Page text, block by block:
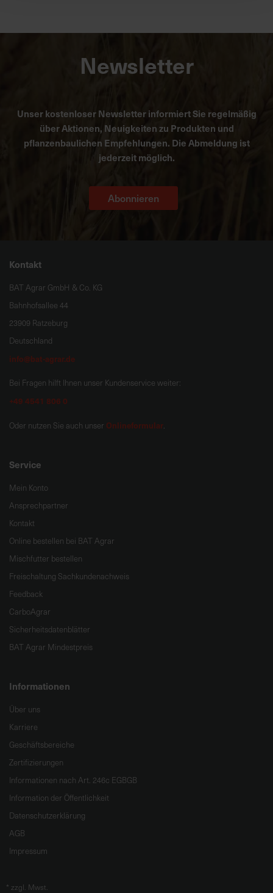
Newsletter
Unser kostenloser Newsletter informiert Sie regelmäßig
über Aktionen, Neuigkeiten zu Produkten und
pflanzenbaulichen Empfehlungen. Die Abmeldung ist
jederzeit möglich.
Abonnieren
Kontakt
BAT Agrar GmbH & Co. KG
Bahnhofsallee 44
23909 Ratzeburg
Deutschland
info@bat-agrar.de
Bei Fragen hilft Ihnen unser Kundenservice weiter:
+49 4541 806 0
Oder nutzen Sie auch unser Onlineformular.
Service
Mein Konto
Ansprechpartner
Kontakt
Online bestellen bei BAT Agrar
Mischfutter bestellen
Freischaltung Sachkundenachweis
Feedback
CarboAgrar
Sicherheitsdatenblätter
BAT Agrar Mindestpreis
Informationen
Über uns
Karriere
Geschäftsbereiche
Zertifizierungen
Informationen nach Art. 246c EGBGB
Information der Öffentlichkeit
Datenschutzerklärung
AGB
Impressum
* zzgl. Mwst.